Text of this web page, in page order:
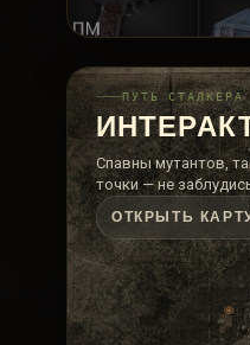
ПУТЬ СТАЛКЕРА
Спавны мутантов,
точки — не
ОТКРЫТЬ